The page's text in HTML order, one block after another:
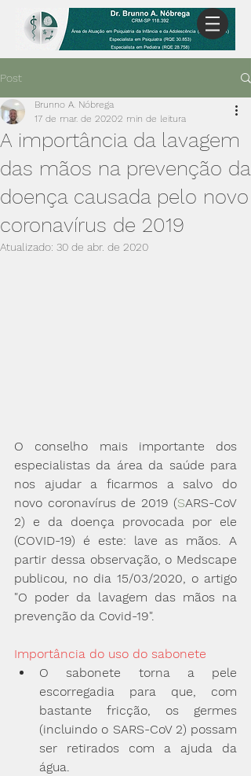
Post
A importância da lavagem
das mãos na prevenção da
doença causada pelo novo
coronavírus de 2019
Brunno A. Nóbrega
17 de mar. de 20202 min de leitura
Atualizado: 30 de abr. de 2020
O conselho mais importante dos
especialistas da área da saúde para
nos ajudar a ficarmos a salvo do
novo coronavírus de 2019 (SARS-CoV
2) e da doença provocada por ele
(COVID-19) é este: lave as mãos. A
partir dessa observação, o Medscape
publicou, no dia 15/03/2020, o artigo
"O poder da lavagem das mãos na
prevenção da Covid-19".
Importância do uso do sabonete
O sabonete torna a pele
escorregadia para que, com
bastante fricção, os germes
(incluindo o SARS-CoV 2) possam
ser retirados com a ajuda da
água.